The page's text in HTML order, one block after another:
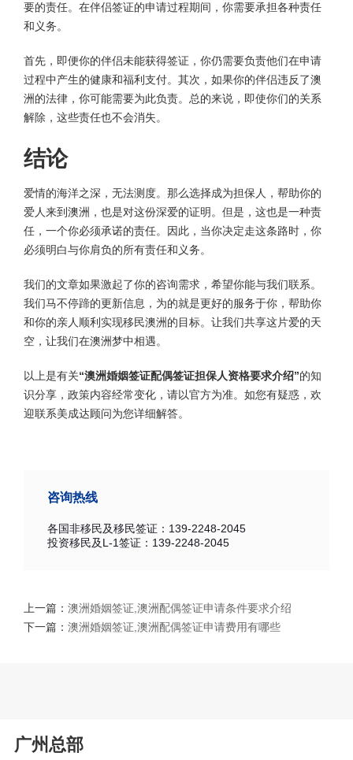
要的责任。在伴侣签证的申请过程期间，你需要承担各种责任
和义务。
首先，即便你的伴侣未能获得签证，你仍需要负责他们在申请
过程中产生的健康和福利支付。其次，如果你的伴侣违反了澳
洲的法律，你可能需要为此负责。总的来说，即使你们的关系
解除，这些责任也不会消失。
结论
爱情的海洋之深，无法测度。那么选择成为担保人，帮助你的
爱人来到澳洲，也是对这份深爱的证明。但是，这也是一种责
任，一个你必须承诺的责任。因此，当你决定走这条路时，你
必须明白与你肩负的所有责任和义务。
我们的文章如果激起了你的咨询需求，希望你能与我们联系。
我们马不停蹄的更新信息，为的就是更好的服务于你，帮助你
和你的亲人顺利实现移民澳洲的目标。让我们共享这片爱的天
空，让我们在澳洲梦中相遇。
以上是有关“澳洲婚姻签证配偶签证担保人资格要求介绍”的知
识分享，政策内容经常变化，请以官方为准。如您有疑惑，欢
迎联系美成达顾问为您详细解答。
咨询热线
各国非移民及移民签证：139-2248-2045
投资移民及L-1签证：139-2248-2045
上一篇： 澳洲婚姻签证,澳洲配偶签证申请条件要求介绍
下一篇： 澳洲婚姻签证,澳洲配偶签证申请费用有哪些
广州总部